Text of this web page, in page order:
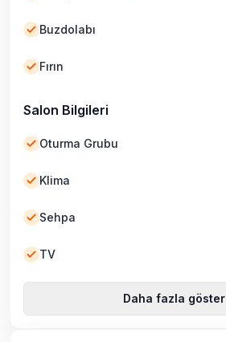
Buzdolabı
Fırın
Salon Bilgileri
Oturma Grubu
Klima
Sehpa
TV
Daha fazla göster